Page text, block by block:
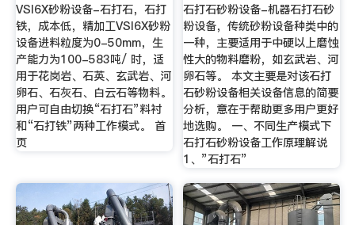
VSI6X砂粉设备-石打石，石打
铁，成本低，精加工VSI6X砂粉
设备进料粒度为0-50mm，生
产能力为100-583吨/ 时，适
用于花岗岩、石英、玄武岩、河
卵石、石灰石、白云石等物料。
用户可自由切换“石打石”料衬
和“石打铁”两种工作模式。 首
页
石打石砂粉设备-机器石打石砂
粉设备，传统砂粉设备种类中的
一种，主要适用于中硬以上磨蚀
性大的物料磨粉，如玄武岩、河
卵石等。 本文主要是对该石打
石砂粉设备相关设备信息的简要
分析，意在于帮助更多用户更好
地选购。 一、不同生产模式下
石打石砂粉设备工作原理解说
1、”石打石”